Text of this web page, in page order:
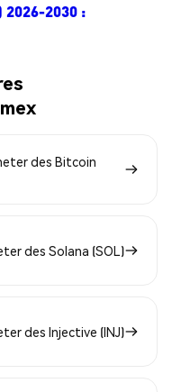
2030 :
des Bitcoin
des Solana (SOL)
des Injective (INJ)